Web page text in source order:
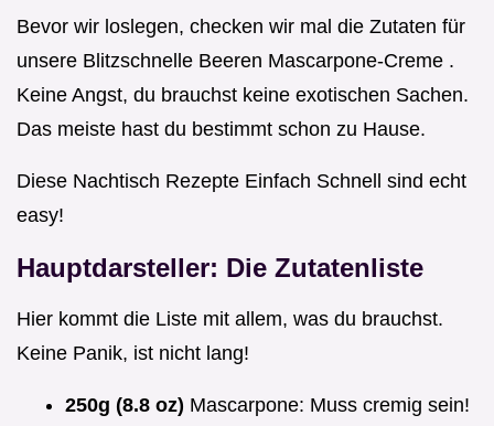
Bevor wir loslegen, checken wir mal die Zutaten für
unsere Blitzschnelle Beeren Mascarpone-Creme .
Keine Angst, du brauchst keine exotischen Sachen.
Das meiste hast du bestimmt schon zu Hause.
Diese Nachtisch Rezepte Einfach Schnell sind echt
easy!
Hauptdarsteller: Die Zutatenliste
Hier kommt die Liste mit allem, was du brauchst.
Keine Panik, ist nicht lang!
250g (8.8 oz) Mascarpone: Muss cremig sein!